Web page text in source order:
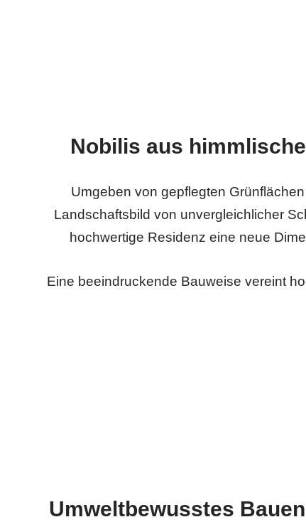
Nobilis aus
Umgeben von gepflegten
Landschaftsbild von unvergleichlicher
hochwertige Residenz eine neue
Eine beeindruckende Bauweise vereint
Umweltbewusstes